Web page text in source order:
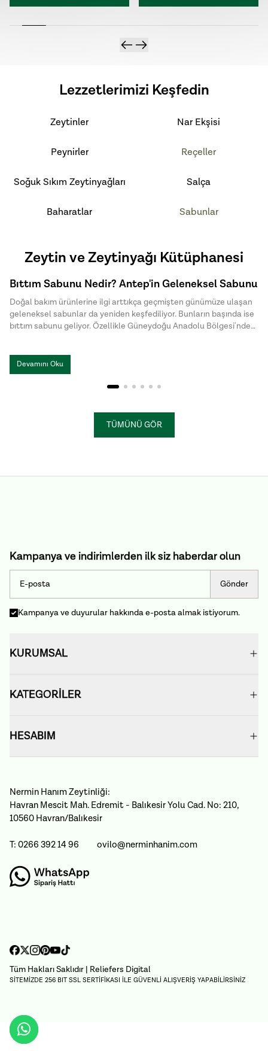
Lezzetlerimizi Keşfedin
Zeytinler Nar Ekşisi
Peynirler Reçeller
Soğuk Sıkım Zeytinyağları Salça
Baharatlar Sabunlar
Zeytin ve Zeytinyağı Kütüphanesi
Bıttım Sabunu Nedir? Antep'in Geleneksel Sabunu
Doğal bakım ürünlerine ilgi arttıkça geçmişten günümüze ulaşan
geleneksel sabunlar da yeniden keşfediliyor. Bunların başında ise
bıttım sabunu geliyor. Özellikle Güneydoğu Anadolu Bölgesi'nde
Antep sabunu olarak da bilinen bıttım sabunu, kimyasal
katkılardan uzak , hem cilt hem de saç bakımında tercih edilen
geleneksel sabunlar arasında yer alıyor.
Devamını Oku
TÜMÜNÜ GÖR
Kampanya ve indirimlerden ilk siz haberdar olun
Gönder
Kampanya ve duyurular hakkında e-posta almak istiyorum.
KURUMSAL
KATEGORİLER
HESABIM
Nermin Hanım Zeytinliği:
Havran Mescit Mah. Edremit - Balıkesir Yolu Cad. No: 210,
10560 Havran/Balıkesir
T: 0266 392 14 96 ovilo@nerminhanim.com
Tüm Hakları Saklıdır | Reliefers Digital
SİTEMİZDE 256 BIT SSL SERTİFİKASI İLE GÜVENLİ ALIŞVERİŞ YAPABİLİRSİNİZ